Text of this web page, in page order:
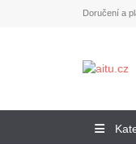
Doručení a